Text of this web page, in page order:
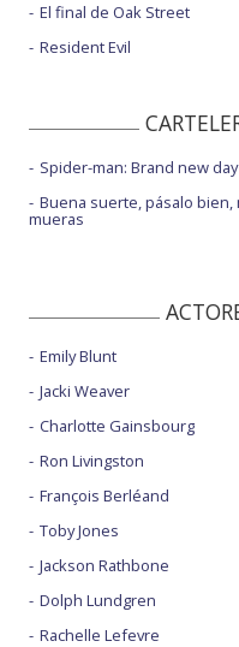
El final de Oak Street
Resident Evil
Spider-man: Brand new day
Buena suerte, pásalo bien,
mueras
Emily Blunt
Jacki Weaver
Charlotte Gainsbourg
Ron Livingston
François Berléand
Toby Jones
Jackson Rathbone
Dolph Lundgren
Rachelle Lefevre